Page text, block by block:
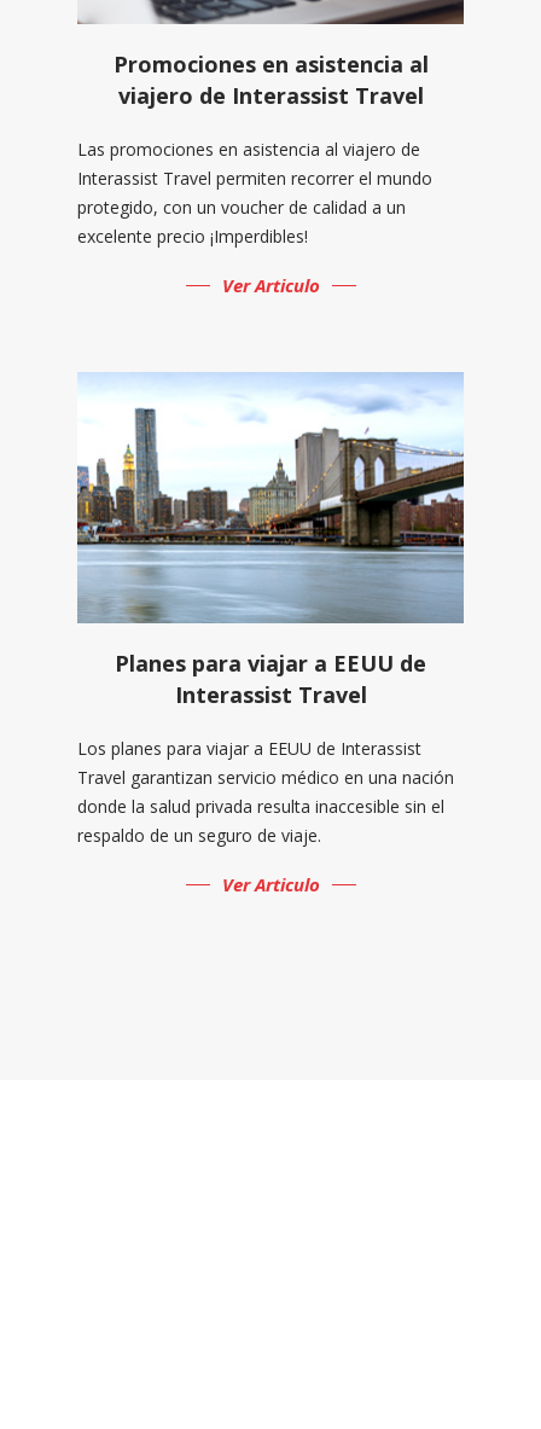
Promociones en asistencia al
viajero de Interassist Travel
Las promociones en asistencia al viajero de
Interassist Travel permiten recorrer el mundo
protegido, con un voucher de calidad a un
excelente precio ¡Imperdibles!
Ver Articulo
Planes para viajar a EEUU de
Interassist Travel
Los planes para viajar a EEUU de Interassist
Travel garantizan servicio médico en una nación
donde la salud privada resulta inaccesible sin el
respaldo de un seguro de viaje.
Ver Articulo